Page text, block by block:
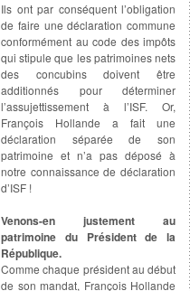
Ils ont par conséquent l’obligation
de faire une déclaration commune
conformément au code des impôts
qui stipule que les patrimoines nets
des concubins doivent être
additionnés pour déterminer
l’assujettissement à l’ISF. Or,
François Hollande a fait une
déclaration séparée de son
patrimoine et n’a pas déposé à
notre connaissance de déclaration
d’ISF !
Venons-en justement au
patrimoine du Président de la
République.
Comme chaque président au début
de son mandat, François Hollande